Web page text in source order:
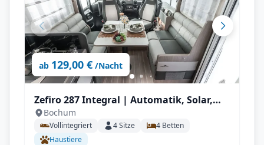
ab 129,00 € /Nacht
Zefiro 287 Integral | Automatik, Solar,
Wechselrichter, Autark, TV, AHK mit
Vollausstattung
Bochum
Vollintegriert 4Sitze 4 Betten
Haustiere